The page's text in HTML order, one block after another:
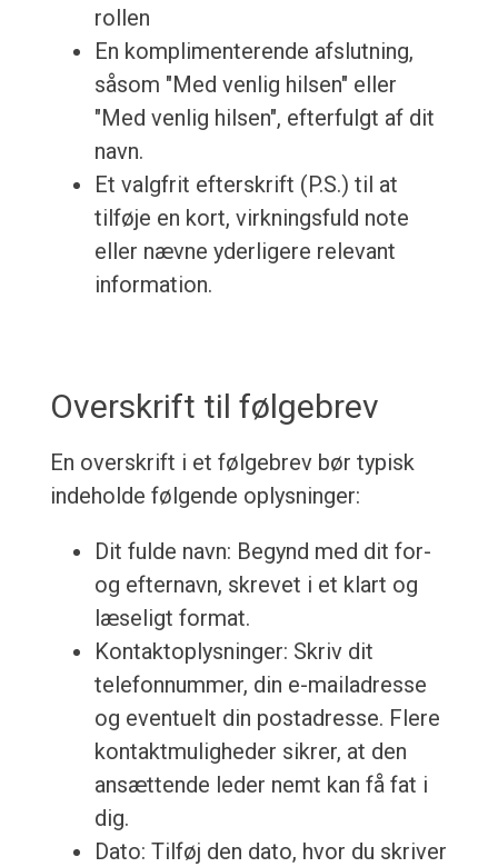
rollen
En komplimenterende afslutning,
såsom "Med venlig hilsen" eller
"Med venlig hilsen", efterfulgt af dit
navn.
Et valgfrit efterskrift (P.S.) til at
tilføje en kort, virkningsfuld note
eller nævne yderligere relevant
information.
Overskrift til følgebrev
En overskrift i et følgebrev bør typisk
indeholde følgende oplysninger:
Dit fulde navn: Begynd med dit for-
og efternavn, skrevet i et klart og
læseligt format.
Kontaktoplysninger: Skriv dit
telefonnummer, din e-mailadresse
og eventuelt din postadresse. Flere
kontaktmuligheder sikrer, at den
ansættende leder nemt kan få fat i
dig.
Dato: Tilføj den dato, hvor du skriver